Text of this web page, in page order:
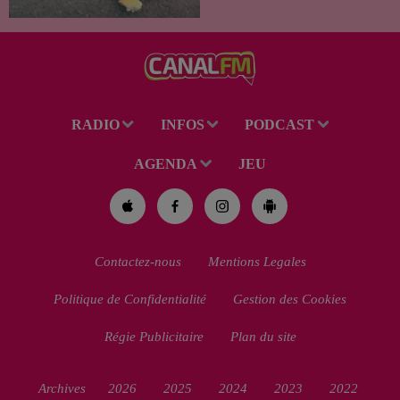
de lui porter secours part...
RADIO INFOS PODCAST
AGENDA JEU
Contactez-nous Mentions Legales
Politique de Confidentialité Gestion des Cookies
Régie Publicitaire Plan du site
Archives 2026 2025 2024 2023 2022